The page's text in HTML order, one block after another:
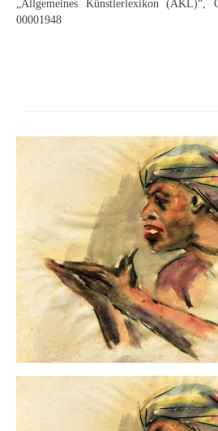
Themenflyer
Themenflyer: Trügerische
Themenflyer: Buch und
Themenflyer: Sehnsucht
Themenflyer: Walter
Themenflyer: Richild Holt
Themenflyer: Ernst
Themenflyer: Michel
Weitere Themenflyer
„Allgemeines Künstlerlexikon (AKL)“,
00001948